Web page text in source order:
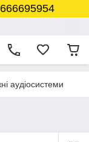
аудіосистеми